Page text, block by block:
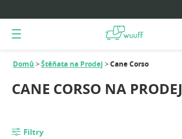
CANE CORSO NA PRODEJ
Domů Štěňata na Prodej Cane Corso
Filtry